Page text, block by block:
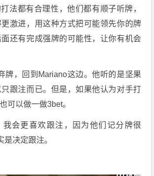
法都有合理性，他们都有顺子听牌，
激进，用这种方式把可能领先你的牌
还有完成强牌的可能性，让你有机会
牌，回到Mariano这边。他听的是坚果
跟注而已。但是，如果他认为对手打
可以做一做3bet。
我会更喜欢跟注，因为他们记分牌很
决定跟注。